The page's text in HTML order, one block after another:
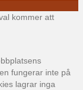
kommer att
fungerar inte på
lagrar inga